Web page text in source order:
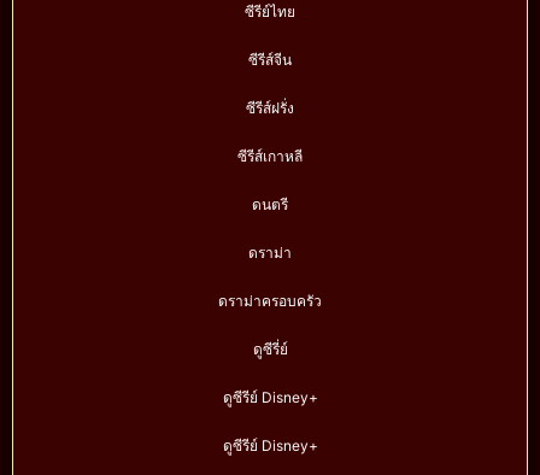
ซีรีย์ไทย
ซีรีส์จีน
ซีรีส์ฝรั่ง
ซีรีส์เกาหลี
ดนตรี
ดราม่า
ดราม่าครอบครัว
ดูซีรี่ย์
ดูซีรีย์ Disney+
ดูซีรีย์ Disney+